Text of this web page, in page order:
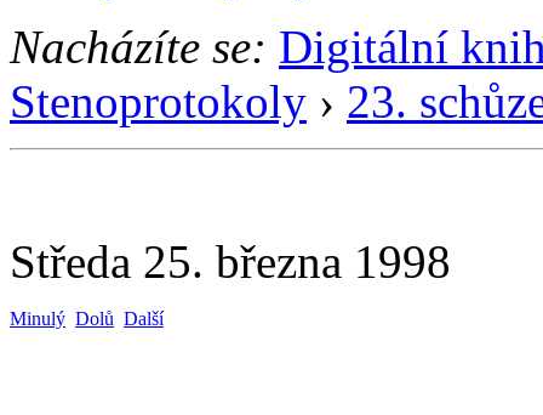
Nacházíte se: Digitální
Stenoprotokoly › 23.
Středa 25. března 1998
Minulý Dolů Další